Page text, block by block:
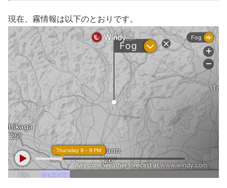
現在、霧情報は以下のとおりです。